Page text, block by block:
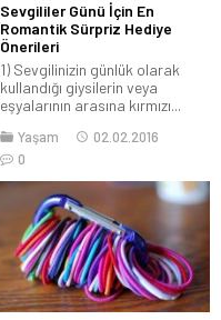
Sevgililer Günü İçin En
Romantik Sürpriz Hediye
Önerileri
1) Sevgilinizin günlük olarak
kullandığı giysilerin veya
eşyalarının arasına kırmızı...
Yaşam
02.02.2016
0